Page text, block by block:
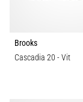
och
behandling
Brooks
Cascadia 20 - Vit